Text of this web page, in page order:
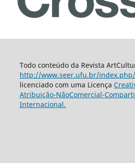
Todo conteúdo da Revista
http://www.seer.ufu.br/
licenciado com uma Licença
Atribuição-NãoComercial-
Internacional.